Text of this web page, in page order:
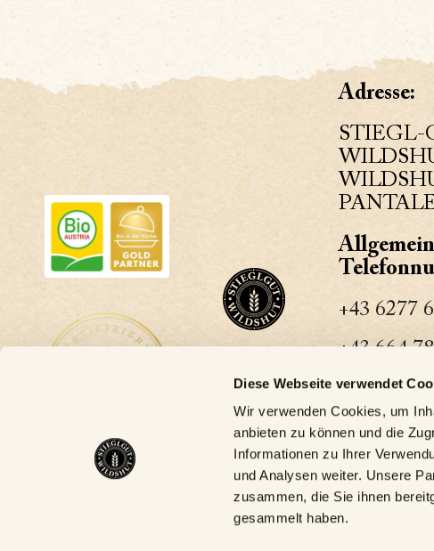
Diese Webseite verwendet
Wir verwenden Cookies, um
anbieten zu können und die
Informationen zu Ihrer
und Analysen weiter. Unsere
zusammen, die Sie ihnen
gesammelt haben.
Adresse:
STIEGL-
+43 6277
+43 664